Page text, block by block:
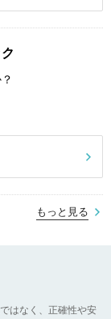
もっと見る
はなく、正確性や安